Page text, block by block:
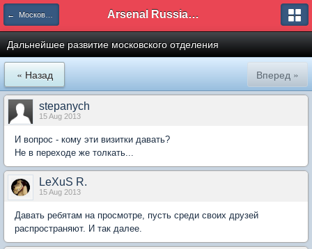
← Московское отделение Arsenal Russian Speaking Supporters Club
Дальнейшее развитие московского отделения
« Назад Вперед »
stepanych
15 Aug 2013
И вопрос - кому эти визитки давать?
Не в переходе же толкать...
LeXuS R.
15 Aug 2013
Давать ребятам на просмотре, пусть среди своих друзей
распространяют. И так далее.